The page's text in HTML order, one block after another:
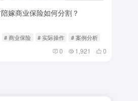
嫁商业保险如何分割？
# 商业保险 # 实际操作 # 案例分析
0 1,921 0